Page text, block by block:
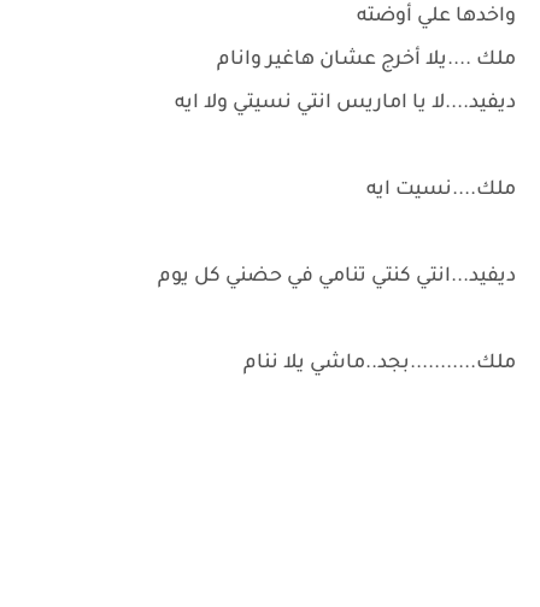
واخدها علي أوضته
ملك ....يلا أخرج عشان هاغير وانام
ديفيد....لا يا اماريس انتي نسيتي ولا ايه
ملك....نسيت ايه
ديفيد...انتي كنتي تنامي في حضني كل يوم
ملك...........بجد..ماشي يلا ننام